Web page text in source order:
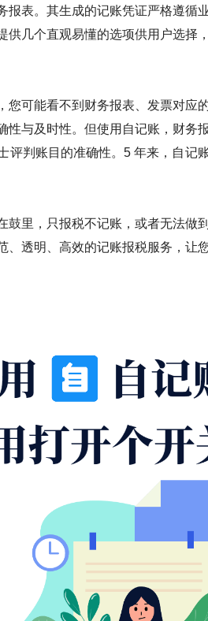
表。其生成的记账凭证严格遵循
几个直观易懂的选项供用户选择
可能看不到财务报表、发票对应
与及时性。但使用自记账，财务
评判账目的准确性。5 年来，自记
里，只报税不记账，或者无法做
透明、高效的记账报税服务，让